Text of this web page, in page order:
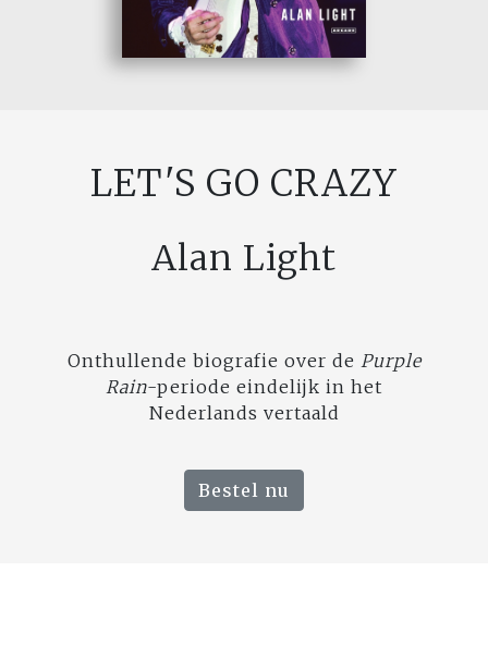
LET'S GO CRAZY
Alan Light
Onthullende biografie over de Purple
Rain-periode eindelijk in het
Nederlands vertaald
Bestel nu